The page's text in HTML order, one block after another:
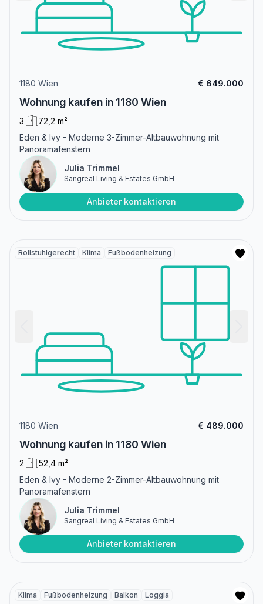
1180 Wien € 649.000
Wohnung kaufen in 1180 Wien
3
72,2 m²
Eden & Ivy - Moderne 3-Zimmer-Altbauwohnung mit
Panoramafenstern
Julia Trimmel
Sangreal Living & Estates GmbH
Anbieter kontaktieren
Rollstuhlgerecht Klima Fußbodenheizung
1180 Wien € 489.000
Wohnung kaufen in 1180 Wien
2
52,4 m²
Eden & Ivy - Moderne 2-Zimmer-Altbauwohnung mit
Panoramafenstern
Julia Trimmel
Sangreal Living & Estates GmbH
Anbieter kontaktieren
Klima Fußbodenheizung Balkon Loggia